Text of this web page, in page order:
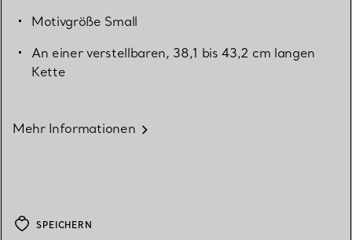
Motivgröße Small
An einer verstellbaren, 38,1 bis 43,2 cm langen
Kette
Mehr Informationen
SPEICHERN